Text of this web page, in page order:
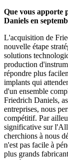
Que vous apporte
Daniels en
L'acquisition de
nouvelle étape
solutions
production
répondre plus
implants qui
d'un ensemble
Friedrich Daniels,
entreprises, nous
compétitif. Par
significative sur
cherchions à nous
n'est pas facile à
plus grands